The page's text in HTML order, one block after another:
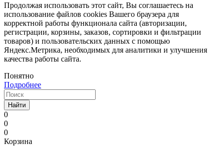
Продолжая использовать этот сайт, Вы соглашаетесь на
использование файлов cookies Вашего браузера для
корректной работы функционала сайта (авторизации,
регистрации, корзины, заказов, сортировки и фильтрации
товаров) и пользовательских данных с помощью
Яндекс.Метрика, необходимых для аналитики и улучшения
качества работы сайта.
Понятно
Подробнее
Найти
0
0
0
Корзина